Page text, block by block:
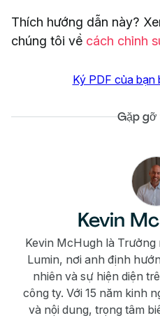
Thích hướng dẫn này?
chúng tôi về cách chỉnh
Ký PDF của bạn
Gặp
Kevin
Kevin McHugh là Trưởng
Lumin, nơi anh định
nhiên và sự hiện diện
công ty. Với 15 năm kinh
và nội dung, trọng tâm